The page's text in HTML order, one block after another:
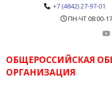
+7 (4842) 27-97-01
ПН-ЧТ 08:00-
ОБЩЕРОССИЙСКАЯ
ОРГАНИЗАЦИЯ